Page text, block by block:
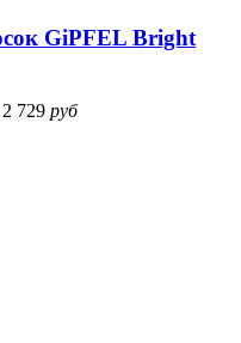
GiPFEL Bright
2 729 руб